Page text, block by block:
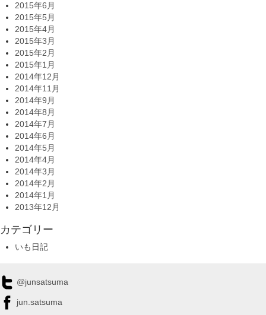
2015年6月
2015年5月
2015年4月
2015年3月
2015年2月
2015年1月
2014年12月
2014年11月
2014年9月
2014年8月
2014年7月
2014年6月
2014年5月
2014年4月
2014年3月
2014年2月
2014年1月
2013年12月
カテゴリー
いも日記
@junsatsuma
jun.satsuma